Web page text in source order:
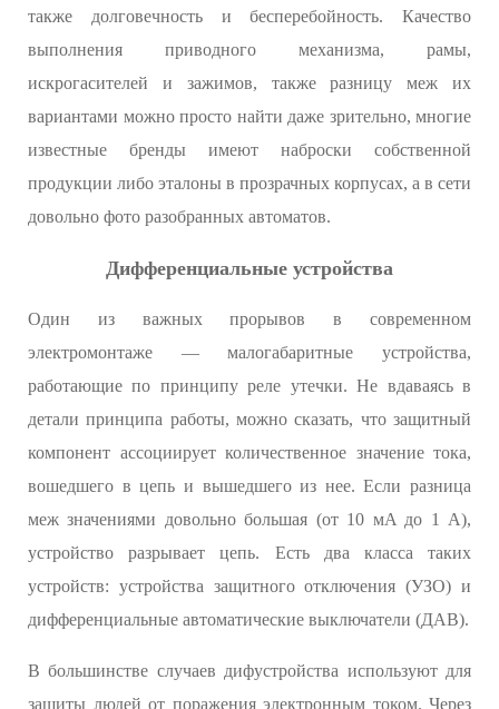
также долговечность и бесперебойность. Качество
выполнения приводного механизма, рамы,
искрогасителей и зажимов, также разницу меж их
вариантами можно просто найти даже зрительно, многие
известные бренды имеют наброски собственной
продукции либо эталоны в прозрачных корпусах, а в сети
довольно фото разобранных автоматов.
Дифференциальные устройства
Один из важных прорывов в современном
электромонтаже — малогабаритные устройства,
работающие по принципу реле утечки. Не вдаваясь в
детали принципа работы, можно сказать, что защитный
компонент ассоциирует количественное значение тока,
вошедшего в цепь и вышедшего из нее. Если разница
меж значениями довольно большая (от 10 мA до 1 А),
устройство разрывает цепь. Есть два класса таких
устройств: устройства защитного отключения (УЗО) и
дифференциальные автоматические выключатели (ДАВ).
В большинстве случаев дифустройства используют для
защиты людей от поражения электронным током. Через